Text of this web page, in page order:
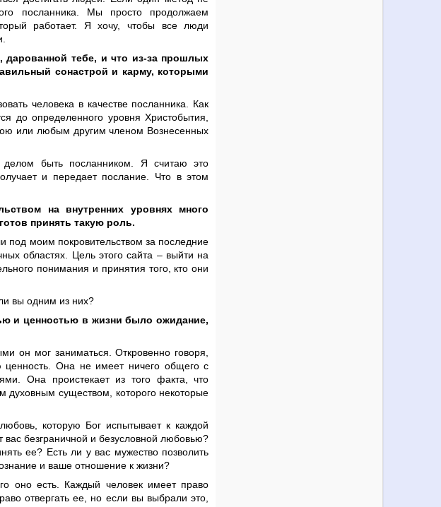
посланника. Мы просто продолжаем
работает. Я хочу, чтобы все люди
тебе, и что из-за прошлых
сонастрой и карму, которыми
человека в качестве посланника. Как
до определенного уровня Христобытия,
или любым другим членом Вознесенных
делом быть посланником. Я считаю это
и передает послание. Что в этом
на внутренних уровнях много
принять такую роль.
под моим покровительством за последние
областях. Цель этого сайта – выйти на
понимания и принятия того, кто они
вы одним из них?
и ценностью в жизни было ожидание,
он мог заниматься. Откровенно говоря,
Она не имеет ничего общего с
Она проистекает из того факта, что
духовным существом, которого некоторые
которую Бог испытывает к каждой
безграничной и безусловной любовью?
ее? Есть ли у вас мужество позволить
и ваше отношение к жизни?
оно есть. Каждый человек имеет право
отвергать ее, но если вы выбрали это,